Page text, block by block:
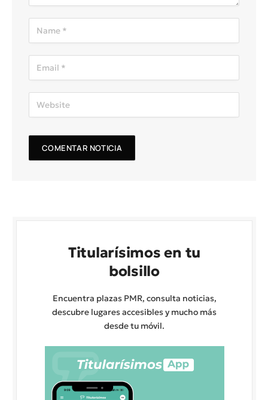
Titularísimos en tu
bolsillo
Encuentra plazas PMR, consulta noticias,
descubre lugares accesibles y mucho más
desde tu móvil.